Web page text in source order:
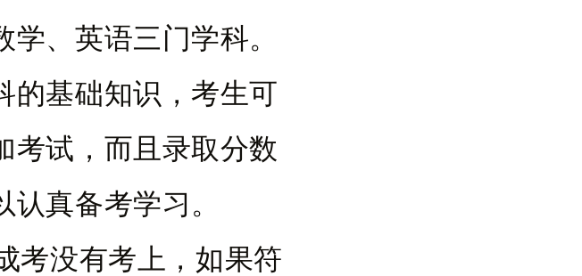
、英语三门学科。
的基础知识，考生可
考试，而且录取分数
真备考学习。
没有考上，如果符